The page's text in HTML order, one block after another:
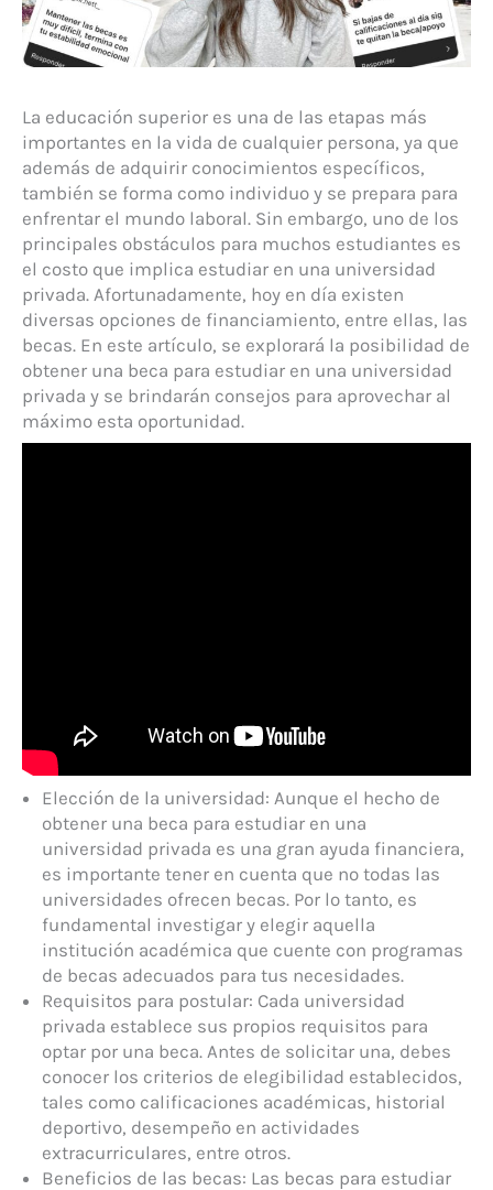
La educación superior es una de las etapas más
importantes en la vida de cualquier persona, ya que
además de adquirir conocimientos específicos,
también se forma como individuo y se prepara para
enfrentar el mundo laboral. Sin embargo, uno de los
principales obstáculos para muchos estudiantes es
el costo que implica estudiar en una universidad
privada. Afortunadamente, hoy en día existen
diversas opciones de financiamiento, entre ellas, las
becas. En este artículo, se explorará la posibilidad de
obtener una beca para estudiar en una universidad
privada y se brindarán consejos para aprovechar al
máximo esta oportunidad.
Elección de la universidad: Aunque el hecho de
obtener una beca para estudiar en una
universidad privada es una gran ayuda financiera,
es importante tener en cuenta que no todas las
universidades ofrecen becas. Por lo tanto, es
fundamental investigar y elegir aquella
institución académica que cuente con programas
de becas adecuados para tus necesidades.
Requisitos para postular: Cada universidad
privada establece sus propios requisitos para
optar por una beca. Antes de solicitar una, debes
conocer los criterios de elegibilidad establecidos,
tales como calificaciones académicas, historial
deportivo, desempeño en actividades
extracurriculares, entre otros.
Beneficios de las becas: Las becas para estudiar